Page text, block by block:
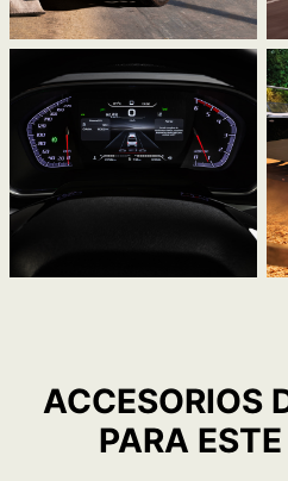
Alerta de mantenimiento
Interior en negro